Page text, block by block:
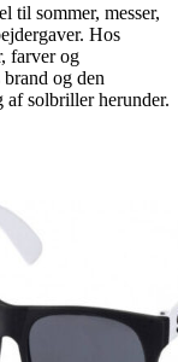
til sommer, messer,
Hos
farver og
og den
af solbriller herunder.